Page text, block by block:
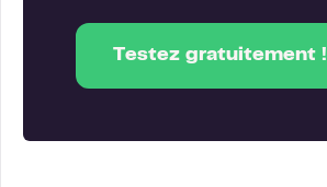
Testez gratuitement !